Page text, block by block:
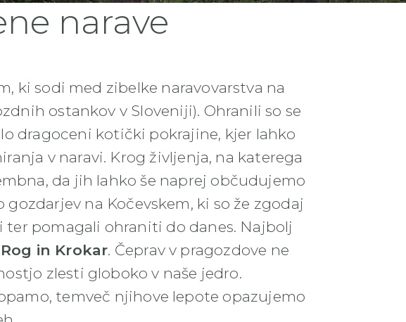
narave
ki sodi med zibelke naravovarstva na
ostankov v Sloveniji). Ohranili so se
dragoceni kotički pokrajine, kjer lahko
v naravi. Krog življenja, na katerega
da jih lahko še naprej občudujemo
na Kočevskem, ki so že zgodaj
pomagali ohraniti do danes. Najbolj
in Krokar. Čeprav v pragozdove ne
zlesti globoko v naše jedro.
temveč njihove lepote opazujemo